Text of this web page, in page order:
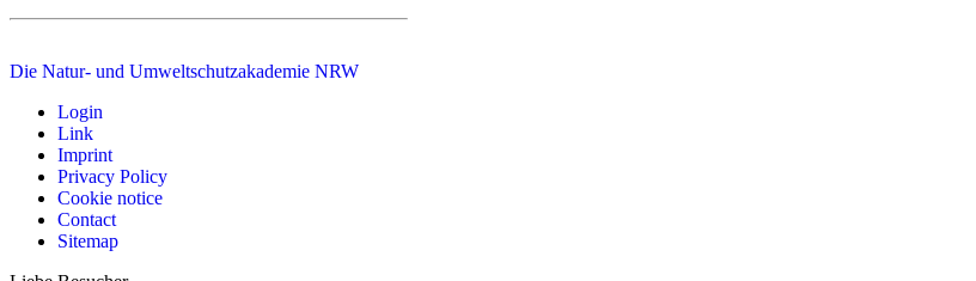
Die Natur- und Umweltschutzakademie NRW
Login
Link
Imprint
Privacy Policy
Cookie notice
Contact
Sitemap